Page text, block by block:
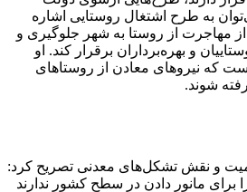
به طرح اشتغال روستایی اشاره
مهاجرت از روستا به شهر جلوگیری و
و بهره‌برداران برقرار کند. او
که نیروهای معادن از روستاهای
شوند.
و نقش تشکل‌های معدنی تصریح کرد:
مانور دادن در سطح کشور ندارند